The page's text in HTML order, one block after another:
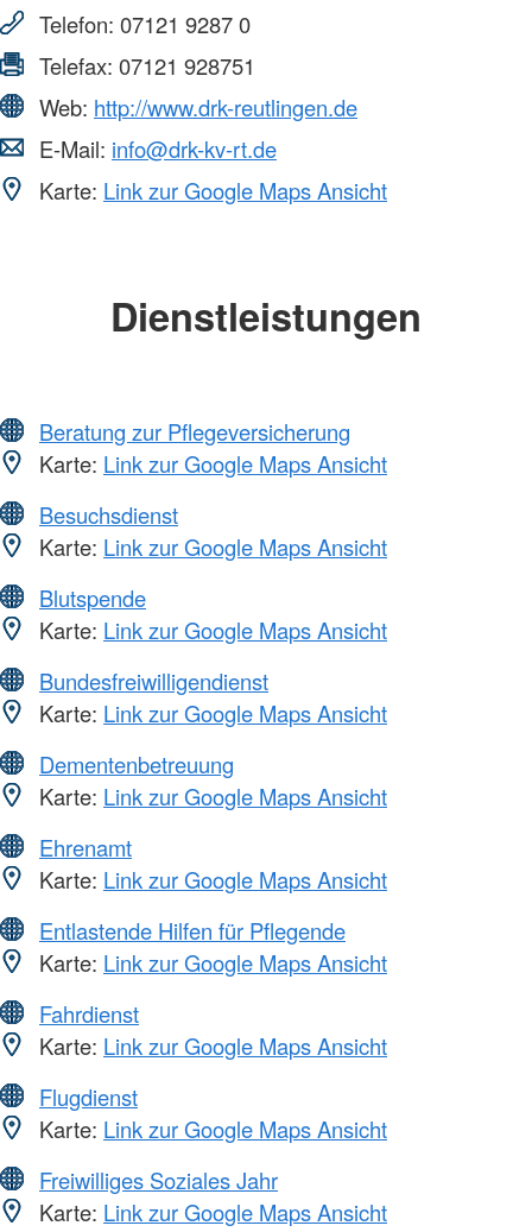
Telefon: 07121 9287 0
Telefax: 07121 928751
Web: http://www.drk-reutlingen.de
E-Mail: info@drk-kv-rt.de
Karte: Link zur Google Maps Ansicht
Dienstleistungen
Beratung zur Pflegeversicherung
Karte: Link zur Google Maps Ansicht
Besuchsdienst
Karte: Link zur Google Maps Ansicht
Blutspende
Karte: Link zur Google Maps Ansicht
Bundesfreiwilligendienst
Karte: Link zur Google Maps Ansicht
Dementenbetreuung
Karte: Link zur Google Maps Ansicht
Ehrenamt
Karte: Link zur Google Maps Ansicht
Entlastende Hilfen für Pflegende
Karte: Link zur Google Maps Ansicht
Fahrdienst
Karte: Link zur Google Maps Ansicht
Flugdienst
Karte: Link zur Google Maps Ansicht
Freiwilliges Soziales Jahr
Karte: Link zur Google Maps Ansicht